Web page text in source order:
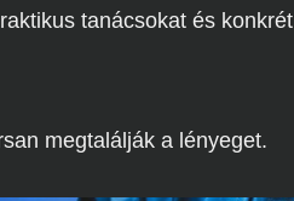
tanácsokat és konkrét
megtalálják a lényeget.